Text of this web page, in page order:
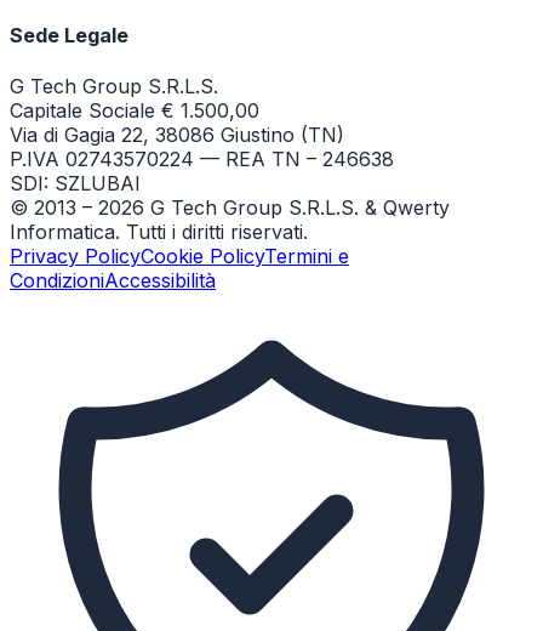
Sede Legale
G Tech Group S.R.L.S.
Capitale Sociale € 1.500,00
Via di Gagia 22, 38086 Giustino (TN)
P.IVA 02743570224 — REA TN – 246638
SDI: SZLUBAI
© 2013 – 2026 G Tech Group S.R.L.S. & Qwerty
Informatica. Tutti i diritti riservati.
Privacy PolicyCookie PolicyTermini e
CondizioniAccessibilità